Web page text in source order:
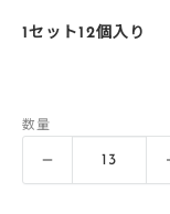
1セット12個入り
数量